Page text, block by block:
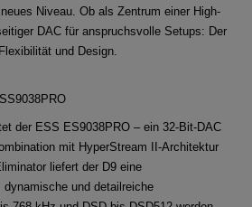
Niveau. Ob als Zentrum einer High-
DAC für anspruchsvolle Setups: Der
und Design.
der ESS ES9038PRO – ein 32-Bit-DAC
mit HyperStream II-Architektur
liefert der D9 eine
und detailreiche